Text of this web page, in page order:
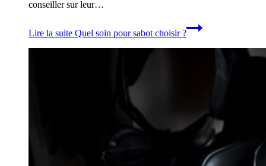
conseiller sur leur…
Lire la suite Quel soin pour sabot choisir ?